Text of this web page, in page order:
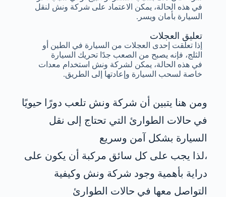
تعليق العجلات
إذا تعلقت إحدى العجلات من السيارة في الطين أو
الثلج، فإنه يصبح من الصعب جدًا تحريك السيارة
في هذه الحالة، يمكن لشركة ونش استخدام معدات
خاصة لسحب السيارة وإعادتها إلى الطريق.
في هذه الحالة، يمكن الاعتماد على شركة ونش لنقل
السيارة بأمان ويسر.
ومن هنا يتبين أن شركة ونش تلعب دورًا حيويًا
في حالات الطوارئ التي تحتاج إلى نقل
السيارة بشكل آمن وسريع
،لذا يجب على كل سائق مركبة أن يكون على
دراية بأهمية وجود شركة ونش وكيفية
التواصل معها في حالات الطوارئ